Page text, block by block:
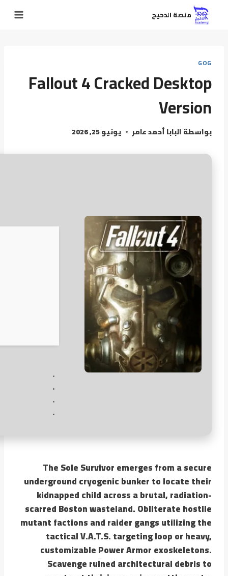
منصة الدحيح
GOG
Fallout 4 Cracked Desktop
Version
بواسطةالبابا أحمد عامر يونيو 25, 2026
The Sole Survivor emerges from a secure
underground cryogenic bunker to locate their
kidnapped child across a brutal, radiation-
scarred Boston wasteland. Obliterate hostile
mutant factions and raider gangs utilizing the
tactical V.A.T.S. targeting loop or heavy,
customizable Power Armor exoskeletons.
Scavenge ruined architectural debris to